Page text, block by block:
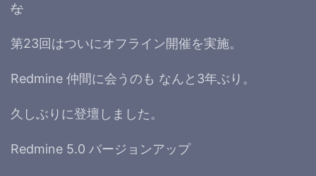
な
第23回はついにオフライン開催を実施。
Redmine 仲間に会うのも なんと3年ぶり。
久しぶりに登壇しました。
Redmine 5.0 バージョンアップ